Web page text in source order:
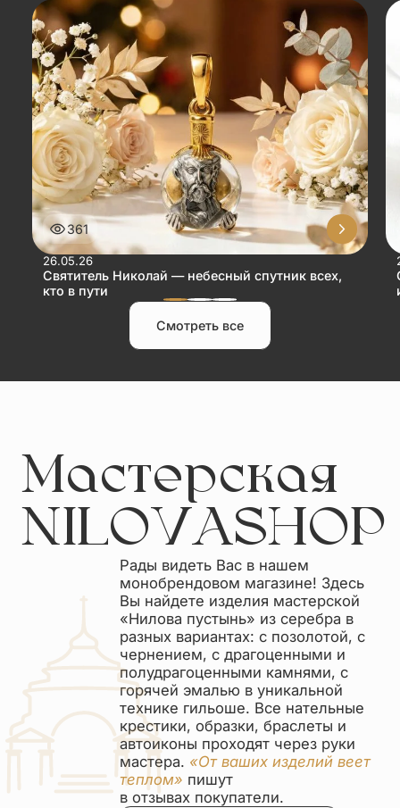
361
26.05.26
Святитель Николай — небесный спутник всех,
кто в пути
Смотреть все
Мастерская
NILOVASHOP
Рады видеть Вас в нашем
монобрендовом магазине! Здесь
Вы найдете изделия мастерской
«Нилова пустынь» из серебра в
разных вариантах: с позолотой, с
чернением, с драгоценными и
полудрагоценными камнями, с
горячей эмалью в уникальной
технике гильоше. Все нательные
крестики, образки, браслеты и
автоиконы проходят через руки
мастера. «От ваших изделий веет
теплом» пишут
в отзывах покупатели.